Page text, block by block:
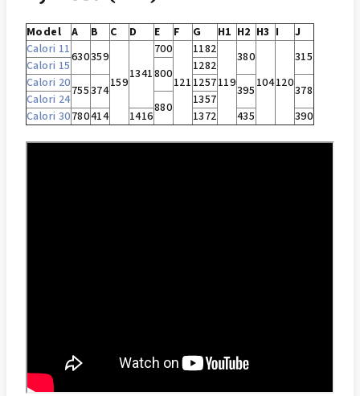
Model A B C D E F G H1 H2 H3 I
J
Calori 11630359
159
1341
700
121
1182
119
380
104120
315
Calori 15 800
1282
Calori 20755374 1257 395 378
Calori 24 880
1357
Calori 30780414 1416 1372 435 390